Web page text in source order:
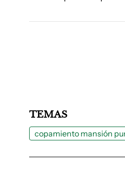
TEMAS
copamiento mansión